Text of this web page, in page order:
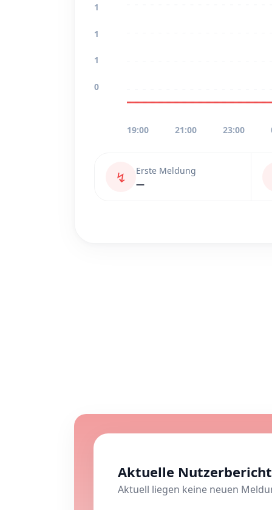
1
1
1
0
19:00 21:00 23:00
↯
Erste Meldung
—
Aktuelle
Aktuell liegen keine neuen